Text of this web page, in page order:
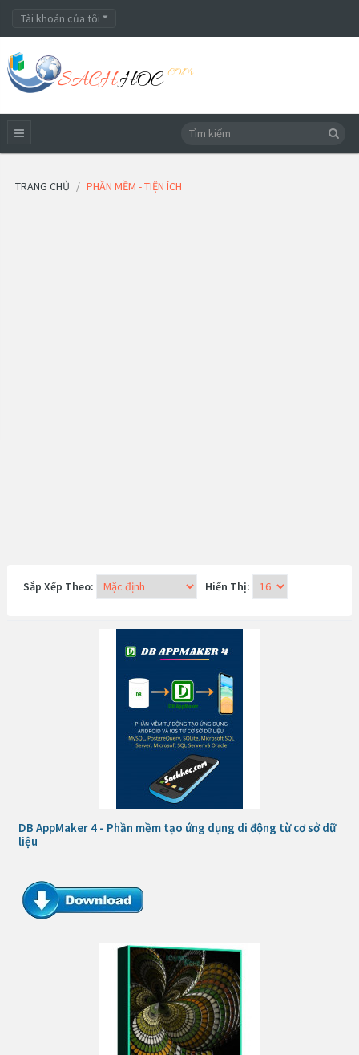
Tài khoản của tôi
TRANG CHỦ PHẦN MỀM - TIỆN ÍCH
Sắp Xếp Theo: Hiển Thị:
DB AppMaker 4 - Phần mềm tạo ứng dụng di động từ cơ sở dữ
liệu